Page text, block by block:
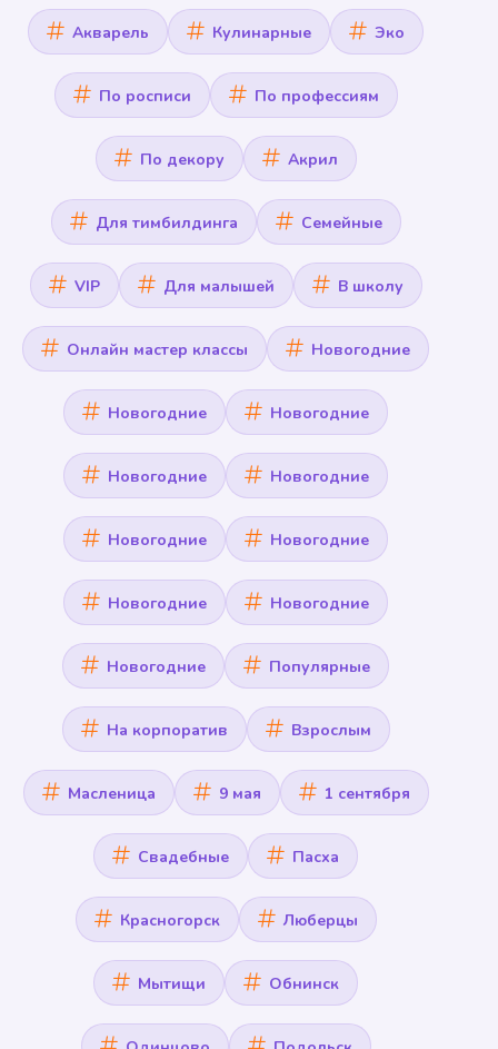
Акварель Кулинарные Эко
По росписи По профессиям
По декору Акрил
Для тимбилдинга Семейные
VIP Для малышей В школу
Онлайн мастер классы Новогодние
Новогодние Новогодние
Новогодние Новогодние
Новогодние Новогодние
Новогодние Новогодние
Новогодние Популярные
На корпоратив Взрослым
Масленица 9 мая 1 сентября
Свадебные Пасха
Красногорск Люберцы
Мытищи Обнинск